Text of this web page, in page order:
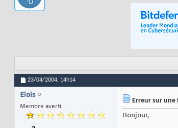
23/04/2004, 14h14
Elois
Membre averti
Erreur sur une
Bonjour,